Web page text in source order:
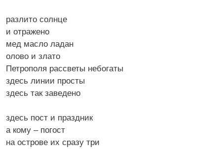
разлито солнце
и отражено
мед масло ладан
олово и злато
Петрополя рассветы небогаты
здесь линии просты
здесь так заведено
здесь пост и праздник
а кому – погост
на острове их сразу три